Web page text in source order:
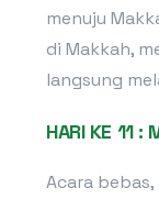
menuju
di Makkah,
langsung
HARI KE 11 :
Acara